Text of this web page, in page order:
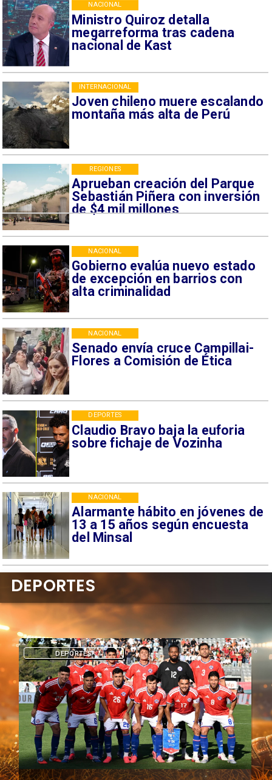
Ministro Quiroz detalla
megarreforma tras cadena
nacional de Kast
NACIONAL
Joven chileno muere escalando
montaña más alta de Perú
INTERNACIONAL
Aprueban creación del Parque
Sebastián Piñera con inversión
de $4 mil millones
REGIONES
Gobierno evalúa nuevo estado
de excepción en barrios con
alta criminalidad
NACIONAL
Senado envía cruce Campillai-
Flores a Comisión de Ética
NACIONAL
Claudio Bravo baja la euforia
sobre fichaje de Vozinha
DEPORTES
Alarmante hábito en jóvenes de
13 a 15 años según encuesta
del Minsal
NACIONAL
DEPORTES
DEPORTES